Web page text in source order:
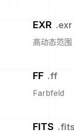
EXR .exr
高动态范
FF .ff
Farbfeld
FITS .fits